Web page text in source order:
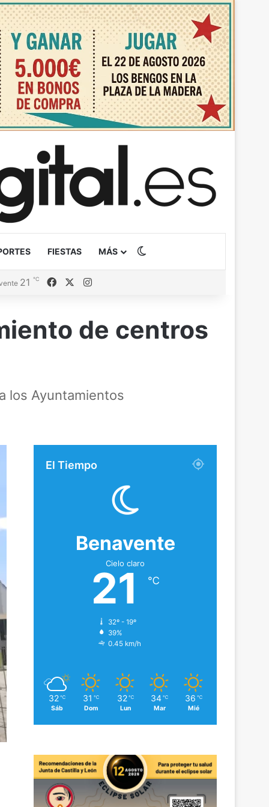
FIESTAS MÁS
21 ℃ FacebookInstagram
de centros
los Ayuntamientos
El Tiempo
Benavente
Cielo claro
21 ℃
32º - 19º
39%
0.45 km/h
32 ℃
Sáb
31 ℃
Dom
32 ℃
Lun
34 ℃
Mar
36 ℃
Mié